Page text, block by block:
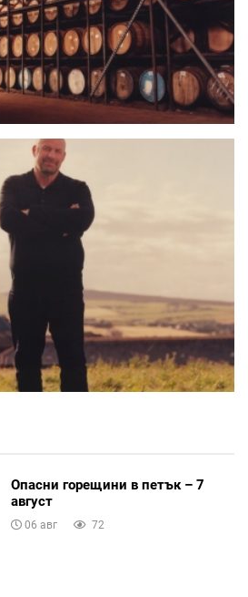
Опасни горещини в петък – 7
август
06 авг 72